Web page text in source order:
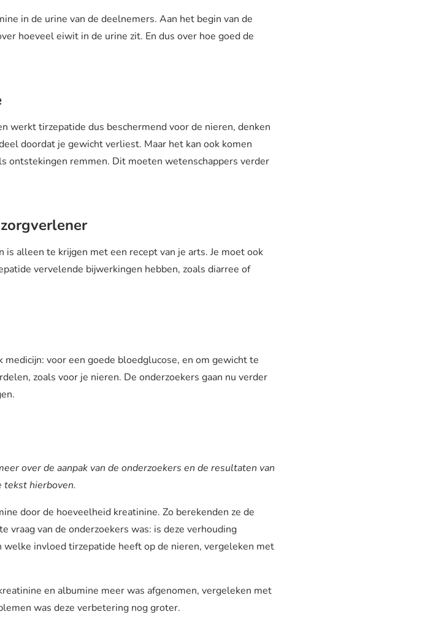
in de urine van de deelnemers. Aan het begin van de
hoeveel eiwit in de urine zit. En dus over hoe goed de
werkt tirzepatide dus beschermend voor de nieren, denken
doordat je gewicht verliest. Maar het kan ook komen
ontstekingen remmen. Dit moeten wetenschappers verder
alleen te krijgen met een recept van je arts. Je moet ook
vervelende bijwerkingen hebben, zoals diarree of
voor een goede bloedglucose, en om gewicht te
zoals voor je nieren. De onderzoekers gaan nu verder
over de aanpak van de onderzoekers en de resultaten van
tekst hierboven.
door de hoeveelheid kreatinine. Zo berekenden ze de
van de onderzoekers was: is deze verhouding
welke invloed tirzepatide heeft op de nieren, vergeleken met
en albumine meer was afgenomen, vergeleken met
was deze verbetering nog groter.